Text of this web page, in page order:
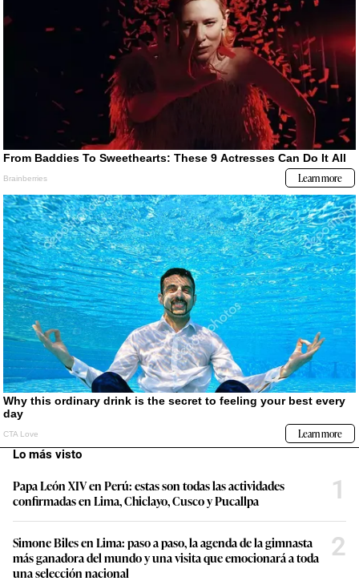
Lo más visto
Papa León XIV en Perú: estas son todas las actividades
confirmadas en Lima, Chiclayo, Cusco y Pucallpa
1
Simone Biles en Lima: paso a paso, la agenda de la gimnasta
más ganadora del mundo y una visita que emocionará a toda
una selección nacional
2